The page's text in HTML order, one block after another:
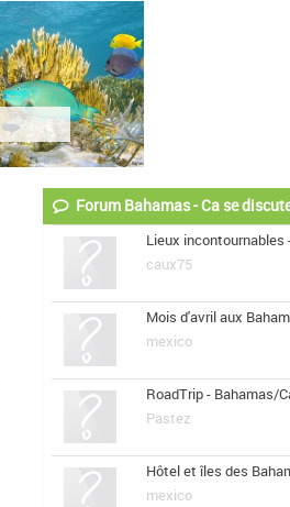
Forum Bahamas - Ca se
Lieux incontournables
caux75
Mois d'avril aux
mexico
RoadTrip - Bahamas/
Pastez
Hôtel et îles des
mexico